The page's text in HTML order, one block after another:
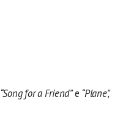
“Song for a Friend”e “Plane”,